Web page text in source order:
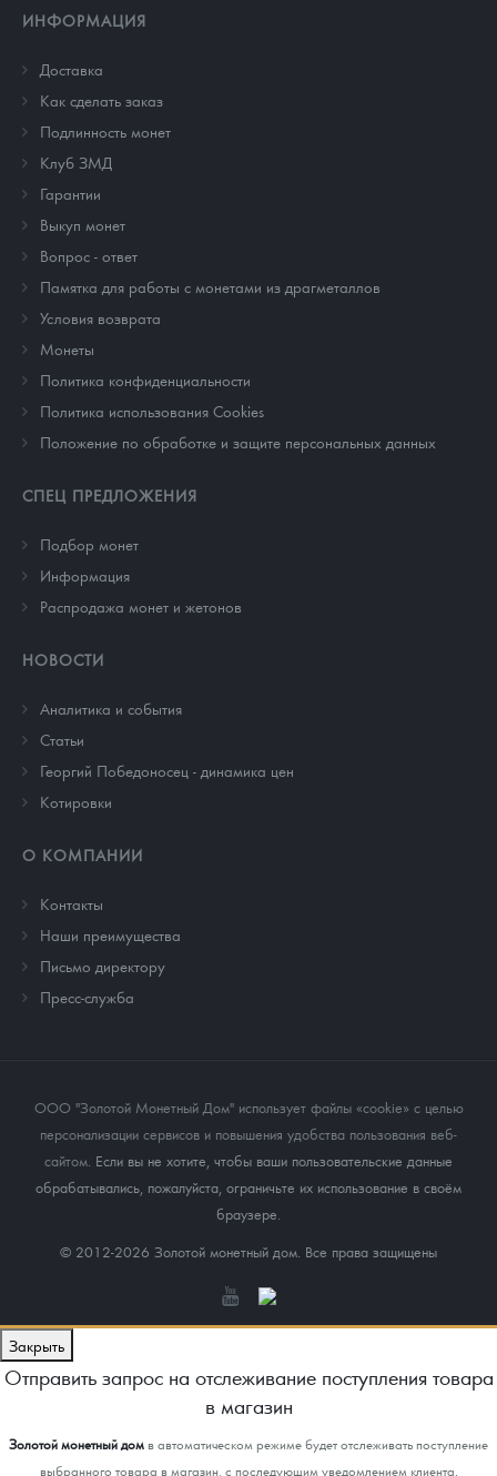
ИНФОРМАЦИЯ
Доставка
Как сделать заказ
Подлинность монет
Клуб ЗМД
Гарантии
Выкуп монет
Вопрос - ответ
Памятка для работы с монетами из драгметаллов
Условия возврата
Монеты
Политика конфиденциальности
Политика использования Cookies
Положение по обработке и защите персональных данных
СПЕЦ ПРЕДЛОЖЕНИЯ
Подбор монет
Информация
Распродажа монет и жетонов
НОВОСТИ
Аналитика и события
Cтатьи
Георгий Победоносец - динамика цен
Котировки
О КОМПАНИИ
Контакты
Наши преимущества
Письмо директору
Пресс-служба
ООО "Золотой Монетный Дом" использует файлы «cookie» с целью
персонализации сервисов и повышения удобства пользования веб-
сайтом. Если вы не хотите, чтобы ваши пользовательские данные
обрабатывались, пожалуйста, ограничьте их использование в своём
браузере.
© 2012-2026 Золотой монетный дом. Все права защищены
Закрыть
Отправить запрос на отслеживание поступления товара
в магазин
Золотой монетный домв автоматическом режиме будет отслеживать поступление
выбранного товара в магазин, с последующим уведомлением клиента.